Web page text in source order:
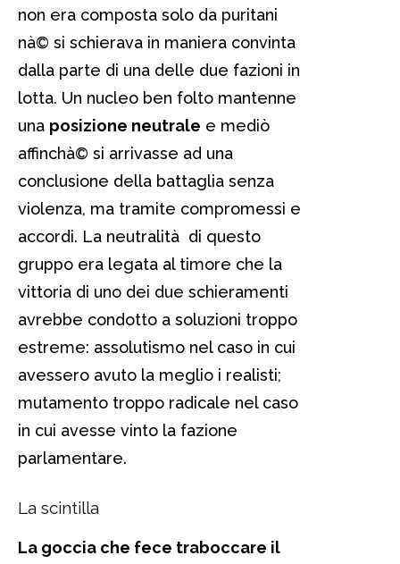
non era composta solo da puritani
nà© si schierava in maniera convinta
dalla parte di una delle due fazioni in
lotta. Un nucleo ben folto mantenne
una posizione neutrale e mediò
affinchà© si arrivasse ad una
conclusione della battaglia senza
violenza, ma tramite compromessi e
accordi. La neutralità di questo
gruppo era legata al timore che la
vittoria di uno dei due schieramenti
avrebbe condotto a soluzioni troppo
estreme: assolutismo nel caso in cui
avessero avuto la meglio i realisti;
mutamento troppo radicale nel caso
in cui avesse vinto la fazione
parlamentare.
La scintilla
La goccia che fece traboccare il